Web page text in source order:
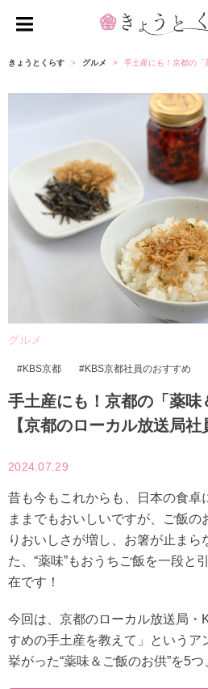
ょ
ら
す
きょうとくらす グルメ 手土産にも！京都の「
グルメ
KBS京都 KBS京都社員のおすすめ
手土産にも！京都の「薬味
【京都のローカル放送局社
2024.07.29
昔も今もこれからも、日本の食卓
ままでもおいしいですが、ご飯の
りおいしさが増し、お箸が止ま
た、“薬味”もおうちご飯を一段と
在です！
今回は、京都のローカル放送局・
すめの手土産を教えて」というア
挙がった“薬味＆ご飯のお供”を5つ